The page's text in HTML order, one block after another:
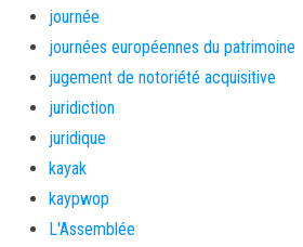
journée
journées européennes du patrimoine
jugement de notoriété acquisitive
juridiction
juridique
kayak
kaypwop
L'Assemblée